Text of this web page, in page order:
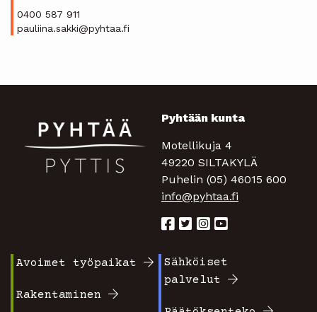
0400 587 911
pauliina.sakki@pyhtaa.fi
Pyhtään kunta
Motellikuja 4
49220 SILTAKYLÄ
Puhelin (05) 46015 600
info@pyhtaa.fi
valikko
Avoimet työpaikat
Rakentaminen
Footer
Sähköiset
palvelut